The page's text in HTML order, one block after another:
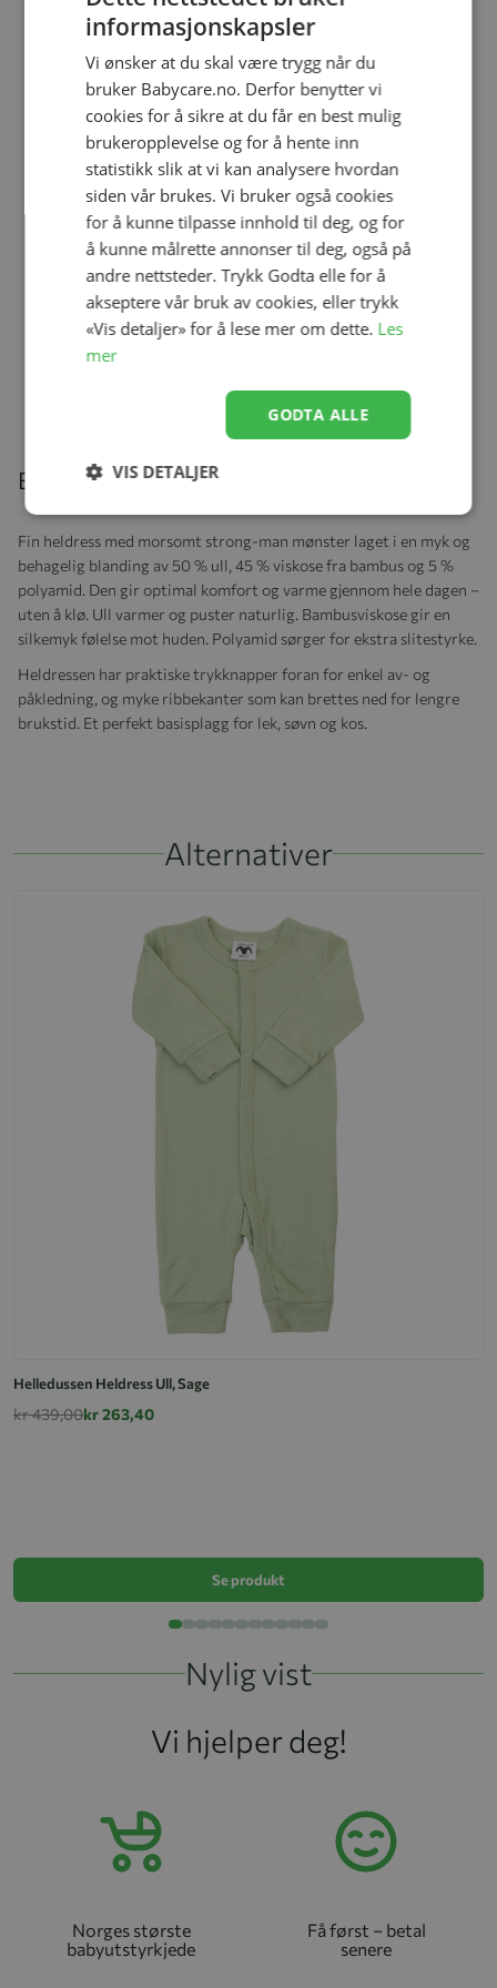
Helledussen Heldress Ull, Sage
kr 439,00kr 263,40
Babycall, BC5800D Digital,
Neonate, Sort
kr 1 499,00kr 1 371,00
Beskrivelse
Fin heldress med morsomt strong-man mønster laget i en myk og
behagelig blanding av 50 % ull, 45 % viskose fra bambus og 5 %
polyamid. Den gir optimal komfort og varme gjennom hele dagen –
uten å klø. Ull varmer og puster naturlig. Bambusviskose gir en
silkemyk følelse mot huden. Polyamid sørger for ekstra slitestyrke.
Heldressen har praktiske trykknapper foran for enkel av- og
påkledning, og myke ribbekanter som kan brettes ned for lengre
brukstid. Et perfekt basisplagg for lek, søvn og kos.
Alternativer
Helledussen Heldress Ull, Sage
kr 439,00kr 263,40
Se produkt
Nylig vist
Vi hjelper deg!
Norges største
babyutstyrkjede
Få først – betal
senere
informasjonskapsler
Vi ønsker at du skal være trygg når du
bruker Babycare.no. Derfor benytter vi
cookies for å sikre at du får en best mulig
brukeropplevelse og for å hente inn
statistikk slik at vi kan analysere hvordan
siden vår brukes. Vi bruker også cookies
for å kunne tilpasse innhold til deg, og for
å kunne målrette annonser til deg, også på
andre nettsteder. Trykk Godta elle for å
akseptere vår bruk av cookies, eller trykk
«Vis detaljer» for å lese mer om dette. Les
mer
GODTA ALLE
VIS DETALJER